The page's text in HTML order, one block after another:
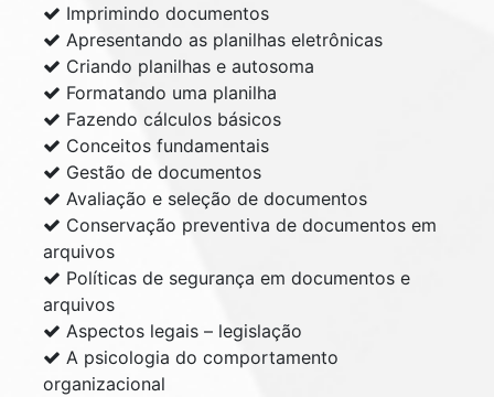
Imprimindo documentos
Apresentando as planilhas eletrônicas
Criando planilhas e autosoma
Formatando uma planilha
Fazendo cálculos básicos
Conceitos fundamentais
Gestão de documentos
Avaliação e seleção de documentos
Conservação preventiva de documentos em
arquivos
Políticas de segurança em documentos e
arquivos
Aspectos legais – legislação
A psicologia do comportamento
organizacional